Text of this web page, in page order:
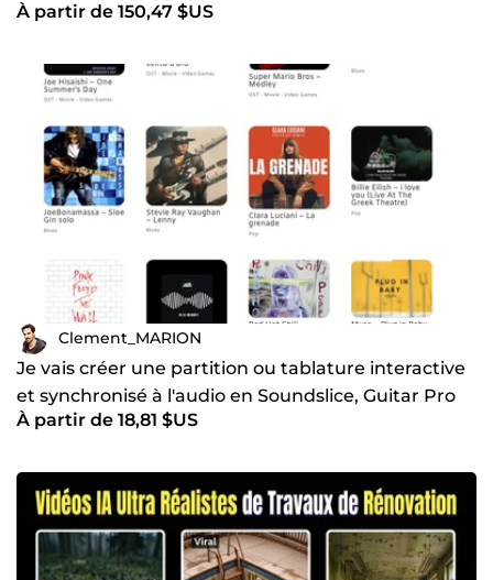
À partir de 150,47 $US
Clement_MARION
Je vais créer une partition ou tablature interactive
et synchronisé à l'audio en Soundslice, Guitar Pro
À partir de 18,81 $US